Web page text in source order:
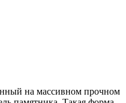
на массивном прочном